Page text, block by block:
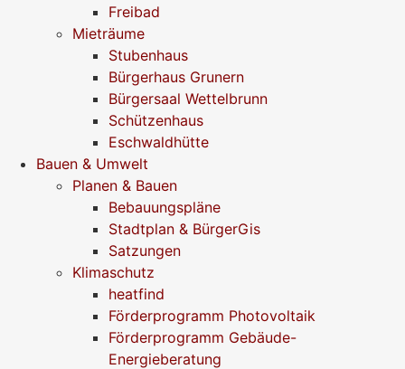
Freibad
Mieträume
Stubenhaus
Bürgerhaus Grunern
Bürgersaal Wettelbrunn
Schützenhaus
Eschwaldhütte
Bauen & Umwelt
Planen & Bauen
Bebauungspläne
Stadtplan & BürgerGis
Satzungen
Klimaschutz
heatfind
Förderprogramm Photovoltaik
Förderprogramm Gebäude-
Energieberatung